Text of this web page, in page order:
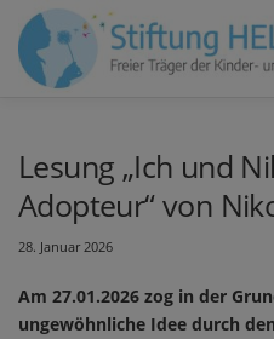
Zum
Inhalt
springen
Lesung „Ich und
Adopteur“ von
28. Januar 2026
Am 27.01.2026 zog in der
ungewöhnliche Idee durch